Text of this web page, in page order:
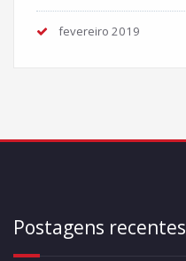
fevereiro 2019
Postagens recentes